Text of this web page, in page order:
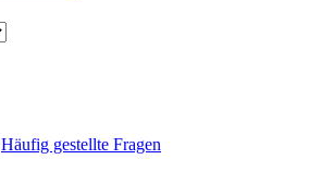
Häufig gestellte Fragen